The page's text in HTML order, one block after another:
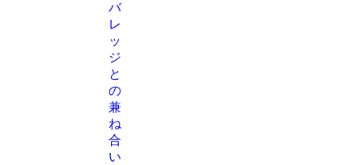
バ
レ
ッ
ジ
と
の
兼
ね
合
い